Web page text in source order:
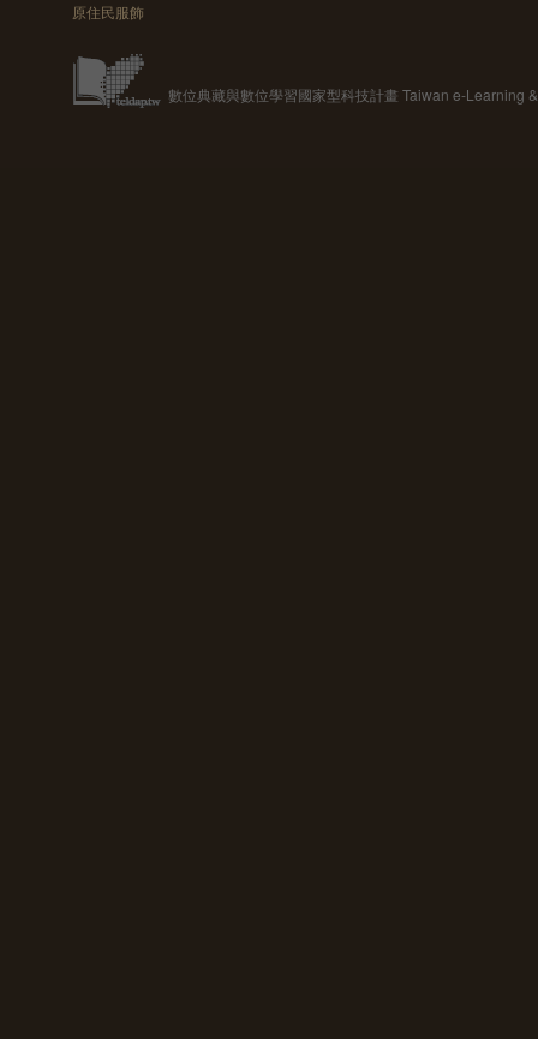
原住民服飾
數位典藏與數位學習國家型科技計畫 Taiwan e-Learning